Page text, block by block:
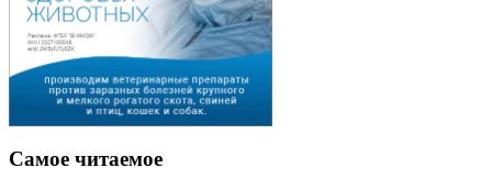
Самое читаемое